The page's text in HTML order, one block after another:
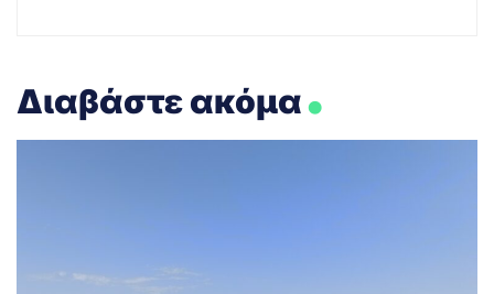
Διαβάστε ακόμα.